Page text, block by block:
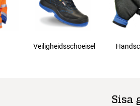
Veiligheidsschoeisel
Sisa